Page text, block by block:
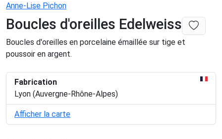
Anne-Lise Pichon
Boucles d'oreilles Edelweiss
Boucles d'oreilles en porcelaine émaillée sur tige et
poussoir en argent.
Fabrication
Lyon (Auvergne-Rhône-Alpes)
Afficher la carte